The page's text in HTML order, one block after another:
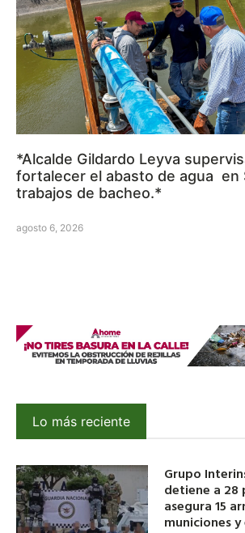
*Alcalde Gildardo Leyva
fortalecer el abasto de agua en
trabajos de bacheo.*
agosto 6, 2026
Lo más reciente
Grupo
detiene a 28
asegura 15
municiones